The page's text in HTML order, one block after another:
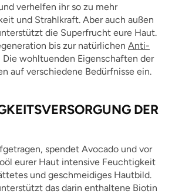
verhelfen ihr so zu mehr
und Strahlkraft. Aber auch außen
die Superfrucht eure Haut.
bis zur natürlichen Anti-
Die wohltuenden Eigenschaften der
auf verschiedene Bedürfnisse ein.
DER
spendet Avocado und vor
eurer Haut intensive Feuchtigkeit
und geschmeidiges Hautbild.
das darin enthaltene Biotin